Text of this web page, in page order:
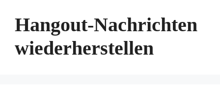
Hangout-Nachrichten
wiederherstellen